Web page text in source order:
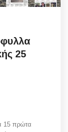
25
15 πρώτα